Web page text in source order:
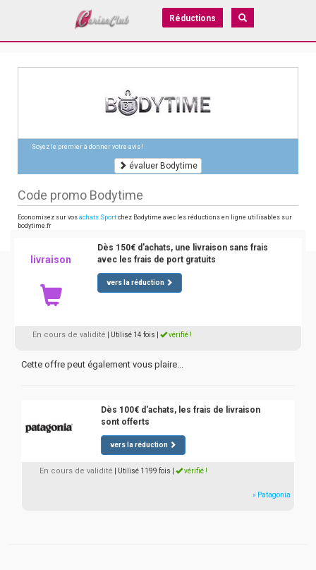
Réductions
Soyez le premier à donner votre avis !
évaluer Bodytime
Code promo Bodytime
Economisez sur vos achats Sport chez Bodytime avec les réductions en ligne utilisables sur
bodytime.fr
livraison
Dès 150€ d'achats, une livraison sans frais
avec les frais de port gratuits
vers la réduction
En cours de validité | Utilisé 14 fois vérifié !
Cette offre peut également vous plaire...
Dès 100€ d'achats, les frais de livraison
sont offerts
vers la réduction
En cours de validité | Utilisé 1199 fois vérifié !
» Patagonia